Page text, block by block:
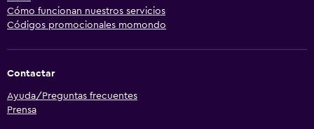
Cómo funcionan nuestros servicios
Códigos promocionales momondo
Contactar
Ayuda/Preguntas frecuentes
Prensa